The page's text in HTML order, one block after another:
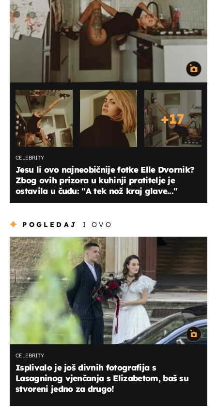
+17
CELEBRITY
Jesu li ovo najneobičnije fotke Elle Dvornik?
Zbog ovih prizora u kuhinji pratitelje je
ostavila u čudu: "A tek nož kraj glave..."
POGLEDAJ I OVO
CELEBRITY
Isplivalo je još divnih fotografija s
Lasagninog vjenčanja s Elizabetom, baš su
stvoreni jedno za drugo!